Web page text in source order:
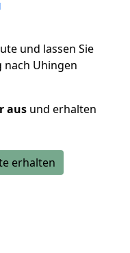
und lassen Sie
nach Uhingen
aus und erhalten
erhalten